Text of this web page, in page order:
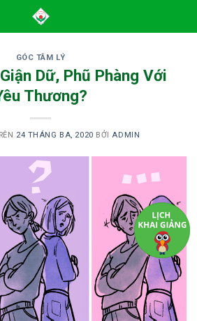
GÓC TÂM LÝ
Dữ, Phũ Phàng Với
Thương?
24 THÁNG BA, 2020 BỞI ADMIN